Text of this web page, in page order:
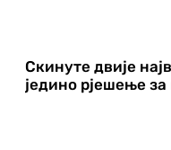
Скинуте двије
једино рјешење